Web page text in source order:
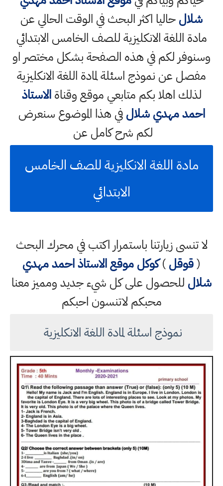
شلالحاليا اكثر البحث في الوقت الحالي عن
مادة اللغة الانكليزية للصف الخامس الابتدائي
وسنوفر لكم في هذه الصفحة بشكل مختصر او
مفصل عن نموذج اسئلة لمادة اللغة الانكليزية
لذلك اهلا بكم متابعي موقع وقناةالاستاذ
احمد مهدي شلالفي هذا الموضوع سنعرض
لكم شرح كامل عن
مادة اللغة الانكليزية للصف الخامس
الابتدائي
لا تنسى زيارتنا باستمرار اكتب في محرك البحث
(قوقل)كوكلموقع الاستاذ احمد مهدي
شلال للحصول على كل شيء جديد ومميز معنا
محبكم لاتنسون احبكم
نموذج اسئلة لمادة اللغة الانكليزية